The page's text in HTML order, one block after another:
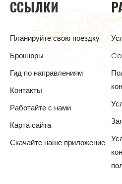
ССЫЛКИ
Планируйте свою поездку
Брошюры
Гид по направлениям
Контакты
Работайте с нами
Карта сайта
Скачайте наше приложение